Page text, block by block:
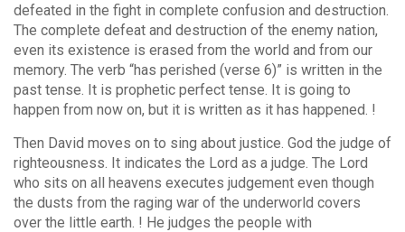
defeated in the fight in complete confusion and destruction.
The complete defeat and destruction of the enemy nation,
even its existence is erased from the world and from our
memory. The verb “has perished (verse 6)” is written in the
past tense. It is prophetic perfect tense. It is going to
happen from now on, but it is written as it has happened. !
Then David moves on to sing about justice. God the judge of
righteousness. It indicates the Lord as a judge. The Lord
who sits on all heavens executes judgement even though
the dusts from the raging war of the underworld covers
over the little earth. ! He judges the people with